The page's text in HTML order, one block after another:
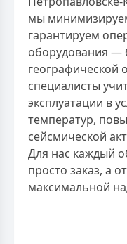
мы
гарантируем
оборудования —
географической
специалисты
эксплуатации в
температур,
сейсмической
Для нас каждый
просто заказ, а
максимальной